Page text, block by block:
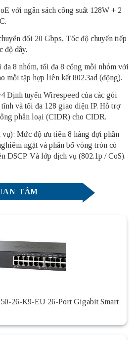
với ngân sách công suất 128W + 2
đổi 20 Gbps, Tốc độ chuyển tiếp
độ dây.
8 nhóm, tối đa 8 cổng mỗi nhóm với
mỗi tập hợp liên kết 802.3ad (động).
Định tuyến Wirespeed của các gói
và tối đa 128 giao diện IP. Hỗ trợ
phân loại (CIDR) cho CIDR.
Mức độ ưu tiên 8 hàng đợi phần
ngặt và phân bổ vòng tròn có
DSCP. Và lớp dịch vụ (802.1p / CoS).
TÂM
26-K9-EU 26-Port Gigabit Smart